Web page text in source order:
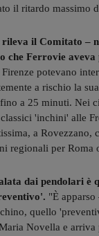
il ritardo massimo
il Comitato –
che Ferrovie aveva
potevano
a rischio la
a 25 minuti. Nei
'inchini' alle
a Rovezzano,
regionali per Roma
dai pendolari è
"È
quello
Novella e arriva